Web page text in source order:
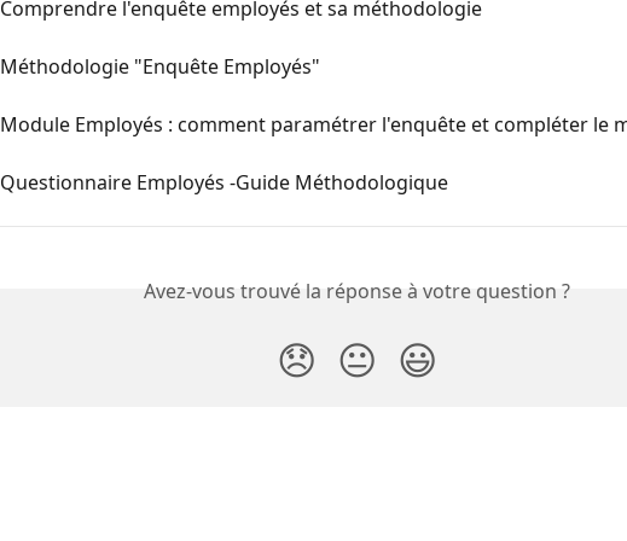
Comprendre l'enquête employés et sa méthodologie
Méthodologie "Enquête Employés"
Module Employés : comment paramétrer l'enquête et compléter le
Questionnaire Employés -Guide Méthodologique
Avez-vous trouvé la réponse à votre question ?
😞 😐 😃